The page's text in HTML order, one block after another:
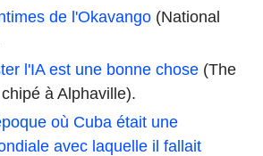
de l'Okavango (National
l'IA est une bonne chose (The
à Alphaville).
où Cuba était une
avec laquelle il fallait